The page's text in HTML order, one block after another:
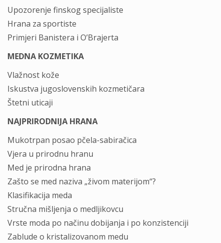
Upozorenje finskog specijaliste
Hrana za sportiste
Primjeri Banistera i O’Brajerta
MEDNA KOZMETIKA
Vlažnost kože
Iskustva jugoslovenskih kozmetičara
Štetni uticaji
NAJPRIRODNIJA HRANA
Mukotrpan posao pčela-sabiračica
Vjera u prirodnu hranu
Med je prirodna hrana
Zašto se med naziva „živom materijom“?
Klasifikacija meda
Stručna mišljenja o medljikovcu
Vrste moda po načinu dobijanja i po konzistenciji
Zablude o kristalizovanom medu